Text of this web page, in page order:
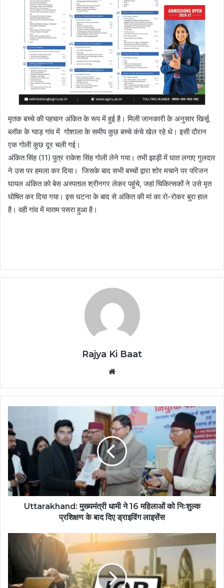
मृतक बच्चे की पहचान अंकित के रूप में हुई है। मिली जानकारी के अनुसार खिर्सू
ब्लॉक के ग्वाड़ गांव में गोशाला के समीप कुछ बच्चे कंचे खेल रहे थे। इसी दौरान
एक गोली कुछ दूर चली गई।
अंकित सिंह (11) पुत्र राकेश सिंह गोली लेने गया। तभी झाड़ी में घात लगाए गुलदार
ने उस पर हमला कर दिया। जिसके बाद सभी बच्चों द्वारा शोर मचाने पर परिजन
घायल अंकित को बेस अस्पताल श्रीनगर लेकर पहुंचे, जहां चिकित्सकों ने उसे मृत
घोषित कर दिया गया। इस घटना के बाद से अंकित की मां का रो-रोकर बुरा हाल
है। वही गांव में मातम पसरा हुआ है।
Rajya Ki Baat
Uttarakhand: मुख्यमंत्री धामी ने 16 महिलाओं को निःशुल्क
प्रशिक्षण के बाद दिए ड्राइविंग लाइसेंस